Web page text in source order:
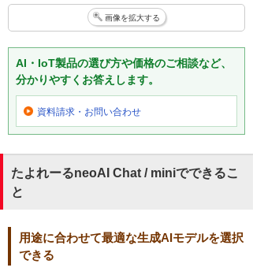
画像を拡大する
AI・IoT製品の選び方や価格のご相談など、
分かりやすくお答えします。
資料請求・お問い合わせ
たよれーるneoAI Chat / miniでできるこ
と
用途に合わせて最適な生成AIモデルを選択
できる